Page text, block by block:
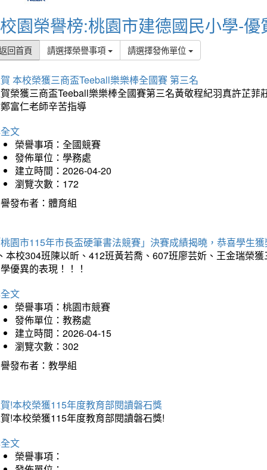
校園榮譽榜:桃園市建德國民小學-優
回首頁 請選擇榮譽事項 請選擇發佈單位
本校榮獲三商盃Teeball樂樂棒全國賽 第三名
榮獲三商盃Teeball樂樂棒全國賽第三名黃敬程紀羽真許芷
富仁老師辛苦指導
文
榮譽事項：全國競賽
發佈單位：學務處
建立時間：2026-04-20
瀏覽次數：172
發布者：體育組
園市115年市長盃硬筆書法競賽」決賽成績揭曉，恭喜學生
本校304班陳以昕、412班黃若喬、607班廖芸妡、王金瑞榮
優異的表現！！！
文
榮譽事項：桃園市競賽
發佈單位：教務處
建立時間：2026-04-15
瀏覽次數：302
發布者：教學組
!本校榮獲115年度教育部閱讀磐石獎
!本校榮獲115年度教育部閱讀磐石獎!
文
榮譽事項：